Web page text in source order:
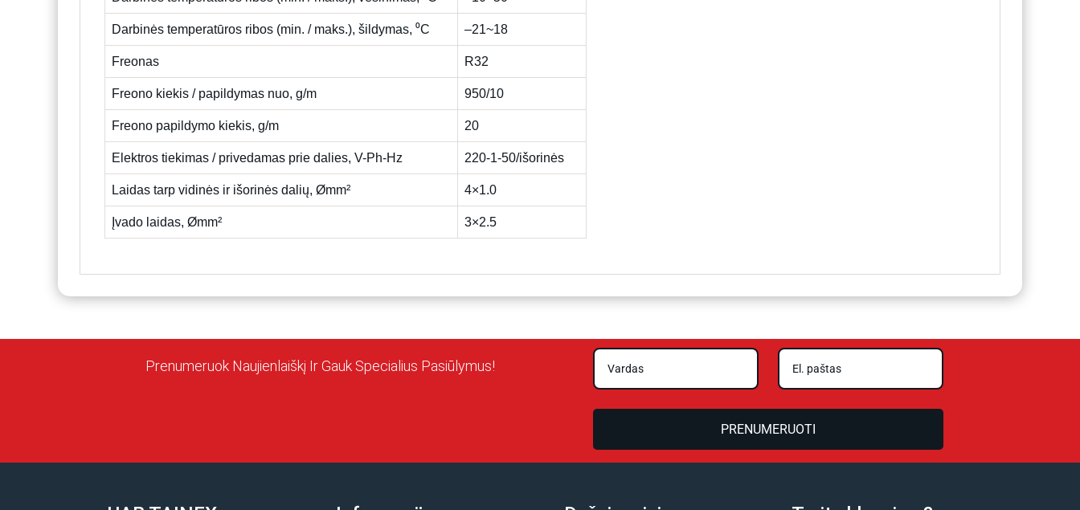
Darbinės temperatūros ribos (min. / maks.), šildymas, ⁰C –21~18
Freonas R32
Freono kiekis / papildymas nuo, g/m 950/10
Freono papildymo kiekis, g/m 20
Elektros tiekimas / privedamas prie dalies, V-Ph-Hz 220-1-50/išorinės
Laidas tarp vidinės ir išorinės dalių, Ømm² 4×1.0
Įvado laidas, Ømm² 3×2.5
Prenumeruok Naujienlaiškį Ir Gauk Specialius Pasiūlymus!
PRENUMERUOTI